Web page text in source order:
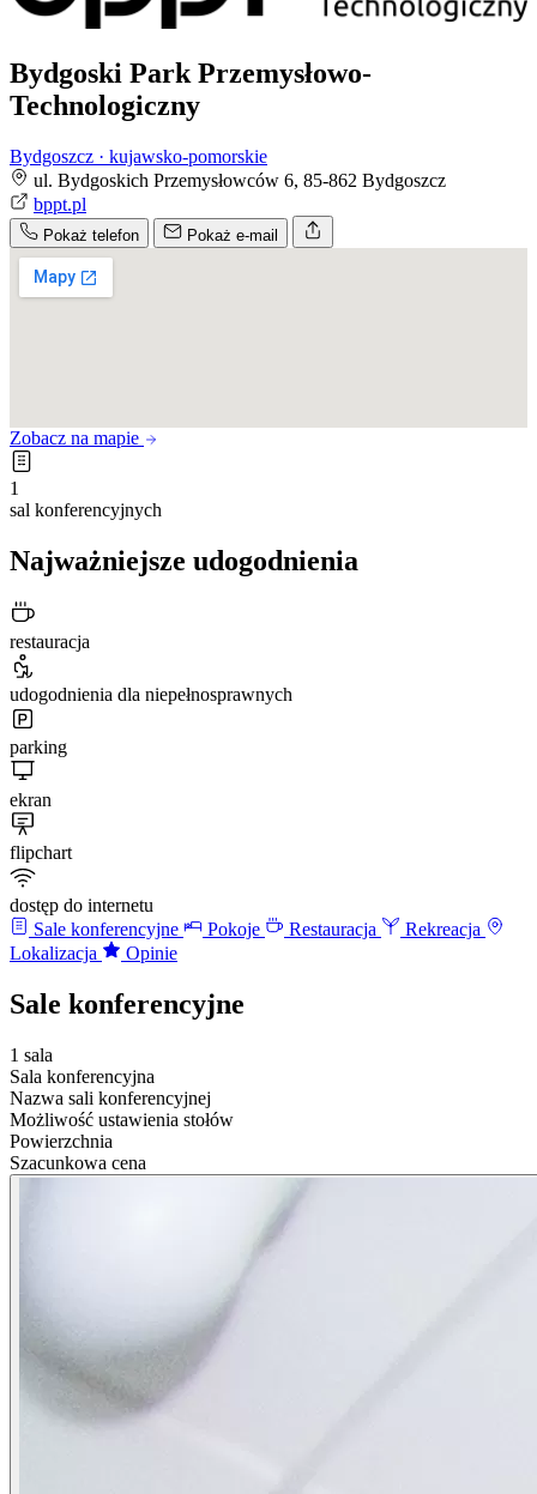
Bydgoski Park Przemysłowo-
Technologiczny
Bydgoszcz · kujawsko-pomorskie
ul. Bydgoskich Przemysłowców 6, 85-862 Bydgoszcz
bppt.pl
Pokaż telefon Pokaż e-mail
Zobacz na mapie
1
sal konferencyjnych
Najważniejsze udogodnienia
restauracja
udogodnienia dla niepełnosprawnych
parking
ekran
flipchart
dostęp do internetu
Sale konferencyjne
Pokoje Restauracja
Rekreacja
Lokalizacja
Opinie
Sale konferencyjne
1 sala
Sala konferencyjna
Nazwa sali konferencyjnej
Możliwość ustawienia stołów
Powierzchnia
Szacunkowa cena